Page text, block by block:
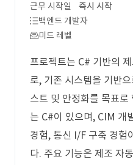
근무 시작일
즉시 시작
백엔드 개발자
미드 레벨
프로젝트는 C# 기반의
로, 기존 시스템을 기반
스트 및 안정화를 목표로
는 C#이 있으며, CIM 개
경험, 통신 I/F 구축 경험
다. 주요 기능은 제조 자